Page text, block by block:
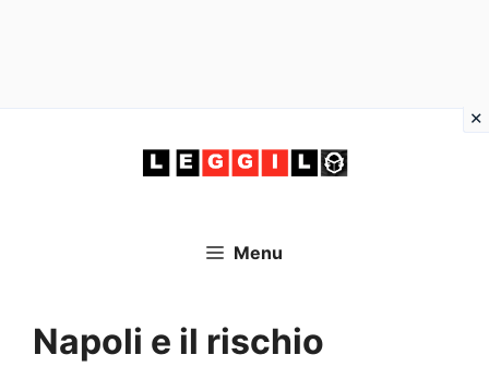
Menu
Napoli e il rischio